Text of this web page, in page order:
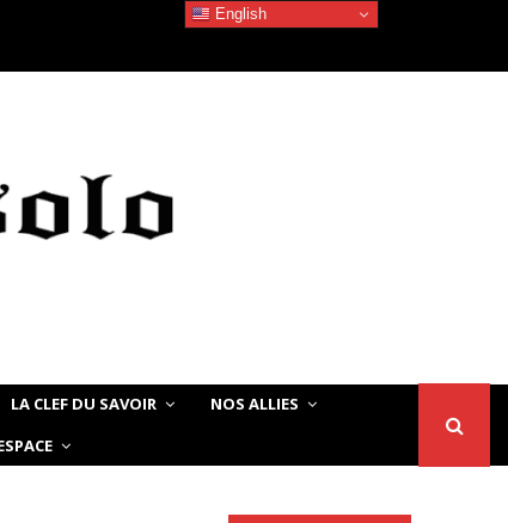
LA CLEF DU SAVOIR
NOS ALLIES
English